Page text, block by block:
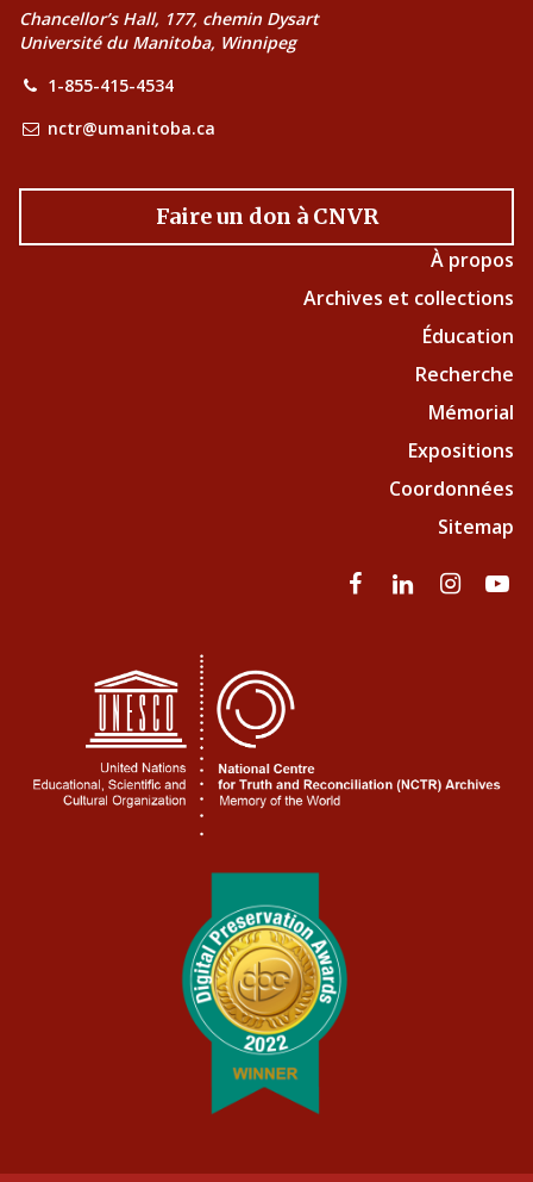
Chancellor’s Hall, 177, chemin Dysart
Université du Manitoba, Winnipeg
1-855-415-4534
nctr@umanitoba.ca
Faire un don à CNVR
À propos
Archives et collections
Éducation
Recherche
Mémorial
Expositions
Coordonnées
Sitemap